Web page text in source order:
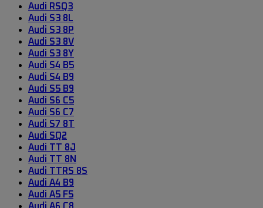
Audi RSQ3
Audi S3 8L
Audi S3 8P
Audi S3 8V
Audi S3 8Y
Audi S4 B5
Audi S4 B9
Audi S5 B9
Audi S6 C5
Audi S6 C7
Audi S7 8T
Audi SQ2
Audi TT 8J
Audi TT 8N
Audi TTRS 8S
Audi A4 B9
Audi A5 F5